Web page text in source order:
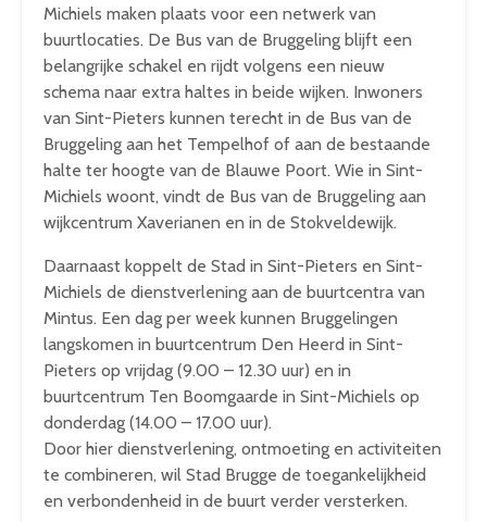
Michiels maken plaats voor een netwerk van
buurtlocaties. De Bus van de Bruggeling blijft een
belangrijke schakel en rijdt volgens een nieuw
schema naar extra haltes in beide wijken. Inwoners
van Sint-Pieters kunnen terecht in de Bus van de
Bruggeling aan het Tempelhof of aan de bestaande
halte ter hoogte van de Blauwe Poort. Wie in Sint-
Michiels woont, vindt de Bus van de Bruggeling aan
wijkcentrum Xaverianen en in de Stokveldewijk.
Daarnaast koppelt de Stad in Sint-Pieters en Sint-
Michiels de dienstverlening aan de buurtcentra van
Mintus. Een dag per week kunnen Bruggelingen
langskomen in buurtcentrum Den Heerd in Sint-
Pieters op vrijdag (9.00 – 12.30 uur) en in
buurtcentrum Ten Boomgaarde in Sint-Michiels op
donderdag (14.00 – 17.00 uur).
Door hier dienstverlening, ontmoeting en activiteiten
te combineren, wil Stad Brugge de toegankelijkheid
en verbondenheid in de buurt verder versterken.